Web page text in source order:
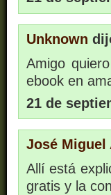
Unknown
Amigo
ebook en
21 de
José Miguel
Allí está
gratis y la